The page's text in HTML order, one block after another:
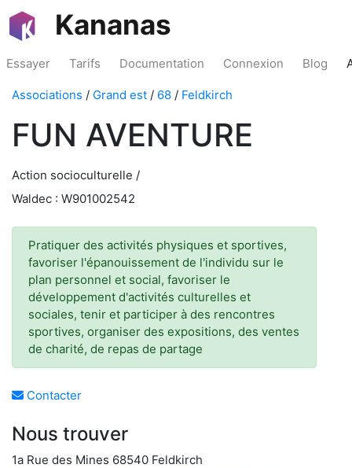
Kananas
Essayer Tarifs Documentation Connexion Blog
Associations / Grand est / 68 / Feldkirch
FUN AVENTURE
Action socioculturelle /
Waldec : W901002542
Pratiquer des activités physiques et sportives,
favoriser l'épanouissement de l'individu sur le
plan personnel et social, favoriser le
développement d'activités culturelles et
sociales, tenir et participer à des rencontres
sportives, organiser des expositions, des ventes
de charité, de repas de partage
Contacter
Nous trouver
1a Rue des Mines 68540 Feldkirch